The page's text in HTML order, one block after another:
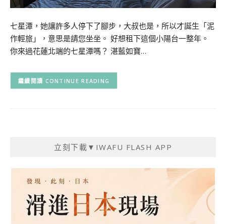
七星潭，她讓許多人停下了腳步，大叔也是，所以才誕生「泥
作輕旅」，意思是請您坐坐。 好想租下這個小陽台一整年。
你來過花蓮北端的七星潭嗎？ 湛藍如寶…
CONTINUE READING
立刻下載▼IWAFU FLASH APP